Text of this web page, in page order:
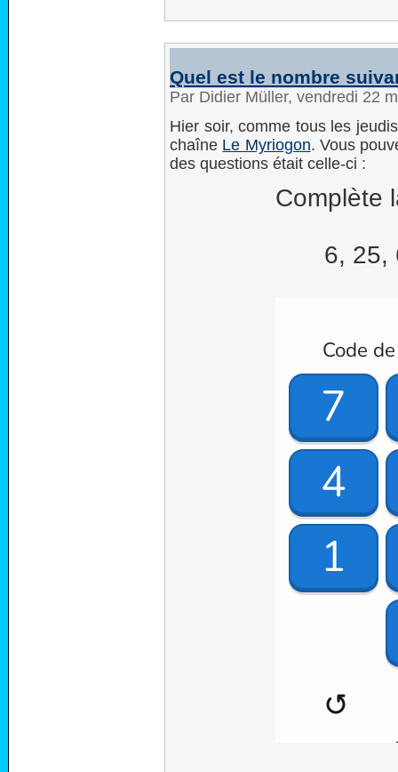
Quel est le nombre
Par Didier Müller, vendredi 22
Hier soir, comme tous les
chaîne Le Myriogon. Vous
des questions était celle-ci :
Complète
6, 25,